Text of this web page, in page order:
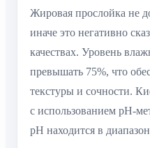
Жировая прослойка не
иначе это негативно
качествах. Уровень
превышать 75%, что
текстуры и сочности.
с использованием pH-
pH находится в